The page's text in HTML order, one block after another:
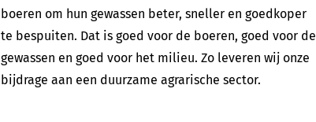
boeren om hun gewassen beter, sneller en goedkoper
te bespuiten. Dat is goed voor de boeren, goed voor de
gewassen en goed voor het milieu. Zo leveren wij onze
bijdrage aan een duurzame agrarische sector.